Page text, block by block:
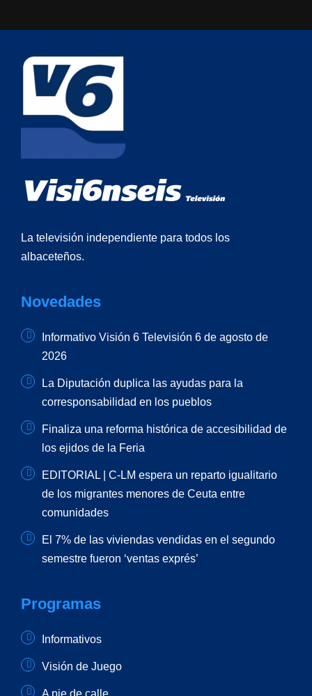
La televisión independiente para todos los
albaceteños.
Novedades
Informativo Visión 6 Televisión 6 de agosto de
2026
La Diputación duplica las ayudas para la
corresponsabilidad en los pueblos
Finaliza una reforma histórica de accesibilidad de
los ejidos de la Feria
EDITORIAL | C-LM espera un reparto igualitario
de los migrantes menores de Ceuta entre
comunidades
El 7% de las viviendas vendidas en el segundo
semestre fueron ‘ventas exprés’
Programas
Informativos
Visión de Juego